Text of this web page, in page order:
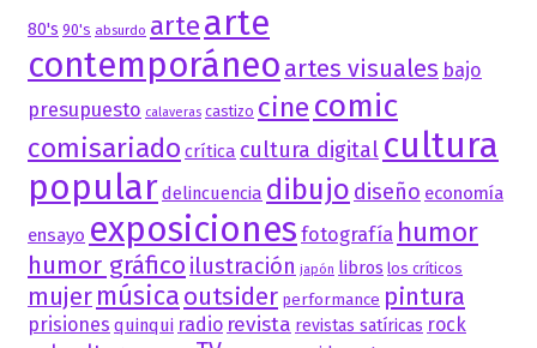
80's 90's absurdo artearte
contemporáneo artes visuales bajo
presupuesto calaveras castizo cine comic
comisariado crítica cultura digital cultura
populardelincuencia dibujo diseño economía
ensayo exposiciones fotografía humor
humor gráfico ilustración japón libros los críticos
mujer música outsider performance pintura
prisiones quinqui radio revista revistas satíricas rock